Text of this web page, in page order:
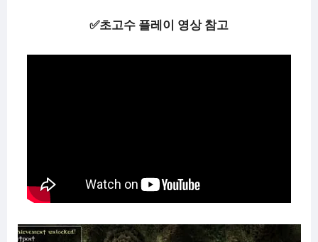
✅초고수 플레이 영상 참고